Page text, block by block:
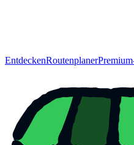
EntdeckenRoutenplaner